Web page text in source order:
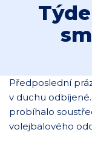
Předposlední
v duchu
probíhalo
volejbalového